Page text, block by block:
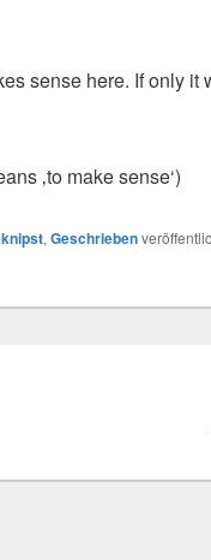
sense here. If only it
‚to make sense‘)
, Geschrieben